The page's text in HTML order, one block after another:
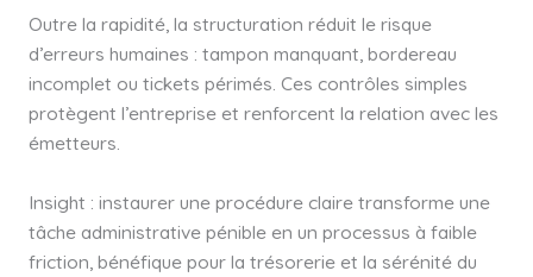
Outre la rapidité, la structuration réduit le risque
d’erreurs humaines : tampon manquant, bordereau
incomplet ou tickets périmés. Ces contrôles simples
protègent l’entreprise et renforcent la relation avec les
émetteurs.
Insight : instaurer une procédure claire transforme une
tâche administrative pénible en un processus à faible
friction, bénéfique pour la trésorerie et la sérénité du